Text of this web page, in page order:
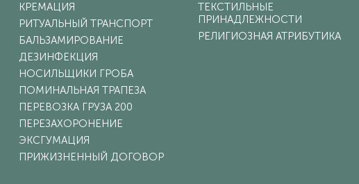
КРЕМАЦИЯ
РИТУАЛЬНЫЙ ТРАНСПОРТ
БАЛЬЗАМИРОВАНИЕ
ДЕЗИНФЕКЦИЯ
НОСИЛЬЩИКИ ГРОБА
ПОМИНАЛЬНАЯ ТРАПЕЗА
ПЕРЕВОЗКА ГРУЗА 200
ПЕРЕЗАХОРОНЕНИЕ
ЭКСГУМАЦИЯ
ПРИЖИЗНЕННЫЙ ДОГОВОР
ТЕКСТИЛЬНЫЕ
ПРИНАДЛЕЖНОСТИ
РЕЛИГИОЗНАЯ АТРИБУТИКА